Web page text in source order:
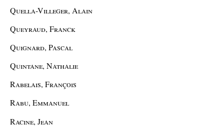
Quella-Villeger, Alain
Queyraud, Franck
Quignard, Pascal
Quintane, Nathalie
Rabelais, François
Rabu, Emmanuel
Racine, Jean